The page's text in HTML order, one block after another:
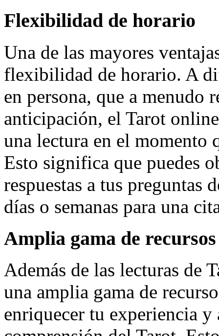
Flexibilidad de horario
Una de las mayores
flexibilidad de horario. A
en persona, que a menudo
anticipación, el Tarot
una lectura en el momento
Esto significa que puedes
respuestas a tus preguntas
días o semanas para una
Amplia gama de recursos
Además de las lecturas de
una amplia gama de
enriquecer tu experiencia